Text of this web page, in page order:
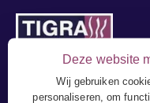
Deze website
Wij gebruiken
personaliseren, om